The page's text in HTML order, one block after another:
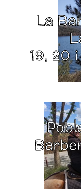
La
19, 20